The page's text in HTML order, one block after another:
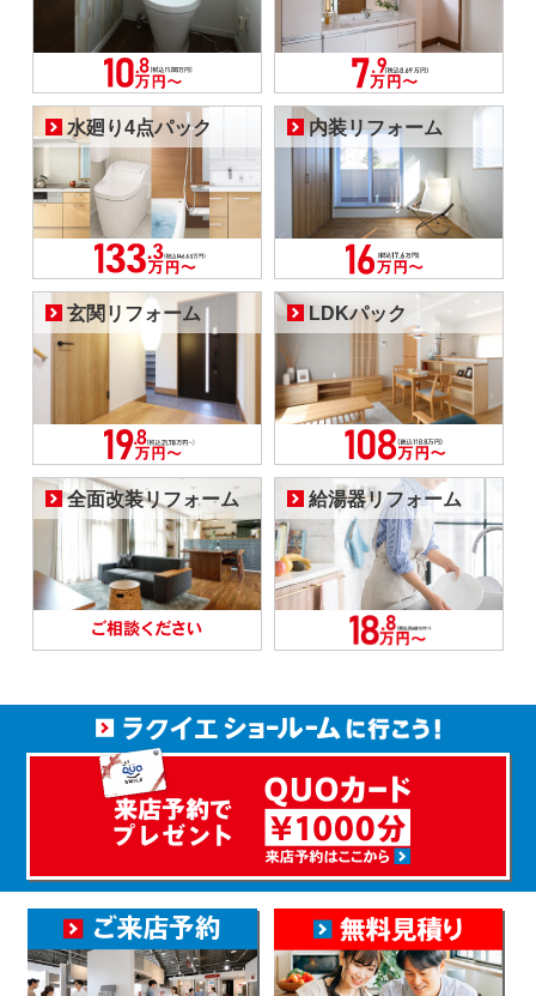
水廻り4点パック 内装リフォーム
玄関リフォーム LDKパック
全面改装リフォーム 給湯器リフォーム